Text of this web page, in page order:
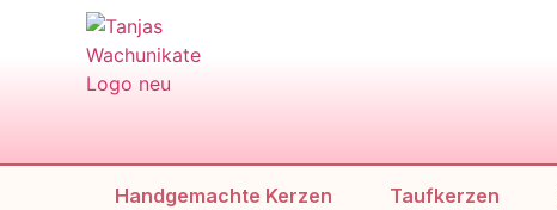
Handgemachte Kerzen Taufkerzen